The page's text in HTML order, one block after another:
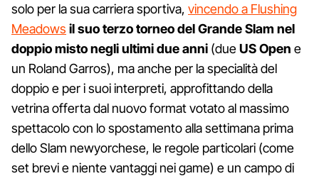
solo per la sua carriera sportiva, vincendo a Flushing
Meadows il suo terzo torneo del Grande Slam nel
doppio misto negli ultimi due anni (dueUS Open e
un Roland Garros), ma anche per la specialità del
doppio e per i suoi interpreti, approfittando della
vetrina offerta dal nuovo format votato al massimo
spettacolo con lo spostamento alla settimana prima
dello Slam newyorchese, le regole particolari (come
set brevi e niente vantaggi nei game) e un campo di